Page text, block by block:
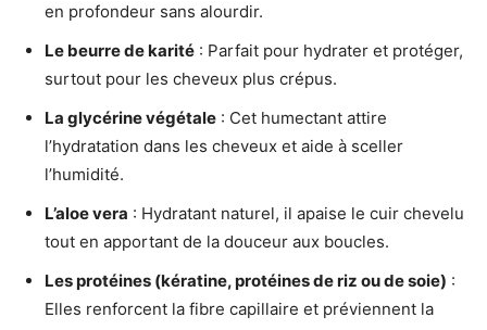
en profondeur sans alourdir.
Le beurre de karité : Parfait pour hydrater et protéger,
surtout pour les cheveux plus crépus.
La glycérine végétale : Cet humectant attire
l’hydratation dans les cheveux et aide à sceller
l’humidité.
L’aloe vera : Hydratant naturel, il apaise le cuir chevelu
tout en apportant de la douceur aux boucles.
Les protéines (kératine, protéines de riz ou de soie) :
Elles renforcent la fibre capillaire et préviennent la